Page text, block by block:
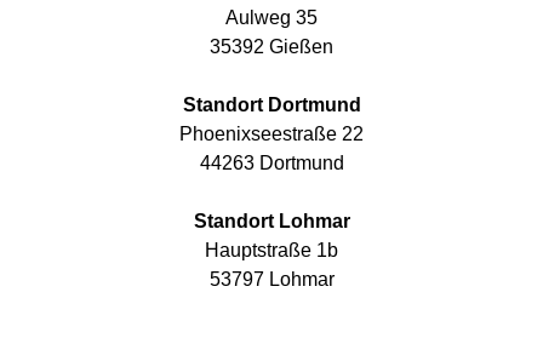
Aulweg 35
35392 Gießen
Standort Dortmund
Phoenixseestraße 22
44263 Dortmund
Standort Lohmar
Hauptstraße 1b
53797 Lohmar